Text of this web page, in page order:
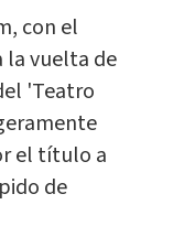
con el
la vuelta de
'Teatro
el título a
de